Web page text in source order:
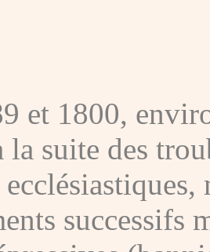
et 1800,
la suite des
successifs